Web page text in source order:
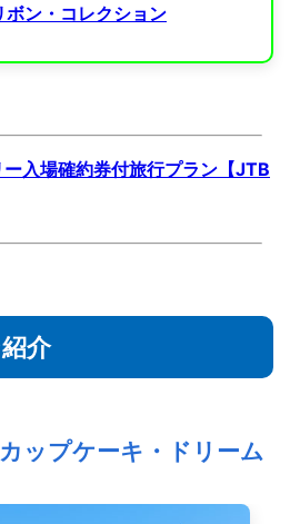
ン・コレクション
ー入場確約券付旅行プラン【JTB
介
ップケーキ・ドリーム